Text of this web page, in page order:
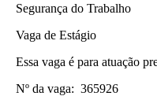
Segurança do Trabalho
Vaga de Estágio
Essa vaga é para atuação
Nº da vaga: 365926